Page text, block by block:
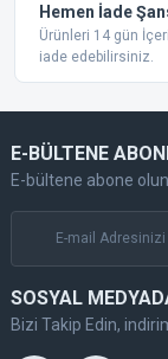
Hemen İade
Ürünleri 14 gün
iade edebilirsiniz.
E-BÜLTENE
E-bültene abone olun
SOSYAL
Bizi Takip Edin,